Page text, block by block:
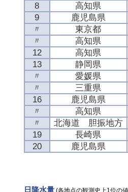
8
高知県
9
鹿児島県
〃
東京都
〃
高知県
12
高知県
13
静岡県
〃
愛媛県
〃
三重県
16
鹿児島県
〃
高知県
〃
北海道 胆振地方
19
長崎県
20
鹿児島県
日降水量(各地点の観測史上1位の